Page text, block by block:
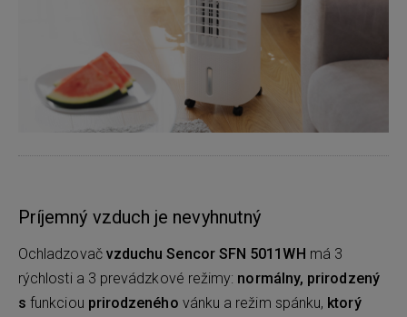
Príjemný vzduch je nevyhnutný
Ochladzovač vzduchu Sencor SFN 5011WH má 3
rýchlosti a 3 prevádzkové režimy: normálny, prirodzený
s funkciou prirodzeného vánku a režim spánku, ktorý